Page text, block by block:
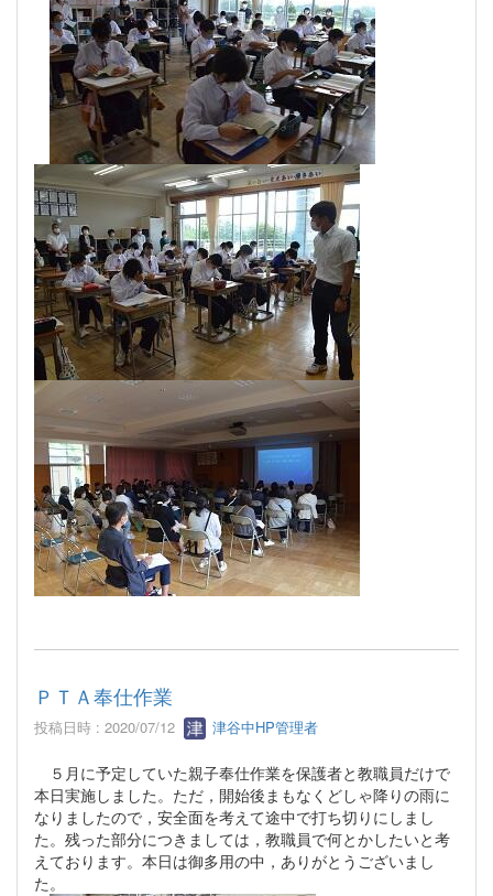
ＰＴＡ奉仕作業
投稿日時 : 2020/07/12 津谷中HP管理者
５月に予定していた親子奉仕作業を保護者と教職員だけで
本日実施しました。ただ，開始後まもなくどしゃ降りの雨に
なりましたので，安全面を考えて途中で打ち切りにしまし
た。残った部分につきましては，教職員で何とかしたいと考
えております。本日は御多用の中，ありがとうございまし
た。